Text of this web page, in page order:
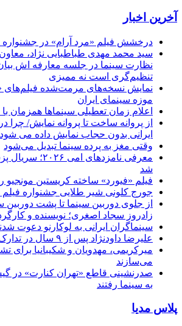
آخرین اخبار
درخشش فیلم «مرد آرام» در جشنواره ایماگو
سید محمد مهدی طباطبایی نژاد،
نظارت سینما در جلسه معارفه اش
تنظیم‌گری است نه ممیزی
نمایش نسخه‌های مرمت‌شده فیلم‌های
موزه سینمای ایران
اعلام زمان تعطیلی سینماها همزمان با
از پروانه ساخت تا پروانه نمایش/ چرا
ایرانی بدون حجاب نمایش داده می
وقتی مغز به پرده سینما تبدیل می‌شود
معرفی نامزدهای
شد
فیلم «فیورد» ساخته کریستین مونجیو راهی
جورج کلونی شیر طلایی جشنواره فیلم ونیز ۲۰۲۶ را
از جلوی دوربین سینما تا پشت دوربین
زادروز سجاد اصغری؛ نویسنده و
سینماگران ایرانی به لوکارنو دعوت
علیرضا داودنژاد پس از ۹ سال در تدارک «زوجه دیجیتال»
میرکریمی، مهدویان و شکیبانیا برای
می‌سازند
به سینما رفتند
پلاس مدیا